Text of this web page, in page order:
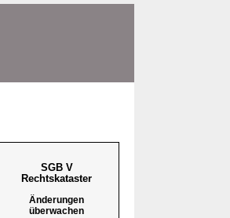
SGB V
Rechtskataster
Änderungen
überwachen